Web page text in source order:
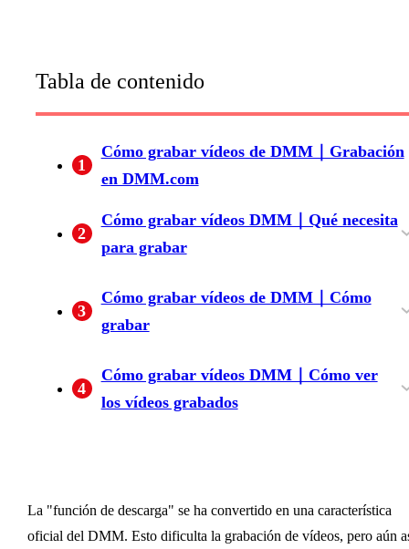
Tabla de contenido
1
Cómo grabar vídeos de DMM｜Grabación
en DMM.com
2
Cómo grabar vídeos DMM｜Qué necesita
para grabar
3
Cómo grabar vídeos de DMM｜Cómo
grabar
4
Cómo grabar vídeos DMM｜Cómo ver
los vídeos grabados
La "función de descarga" se ha convertido en una característica
oficial del DMM. Esto dificulta la grabación de vídeos, pero aún